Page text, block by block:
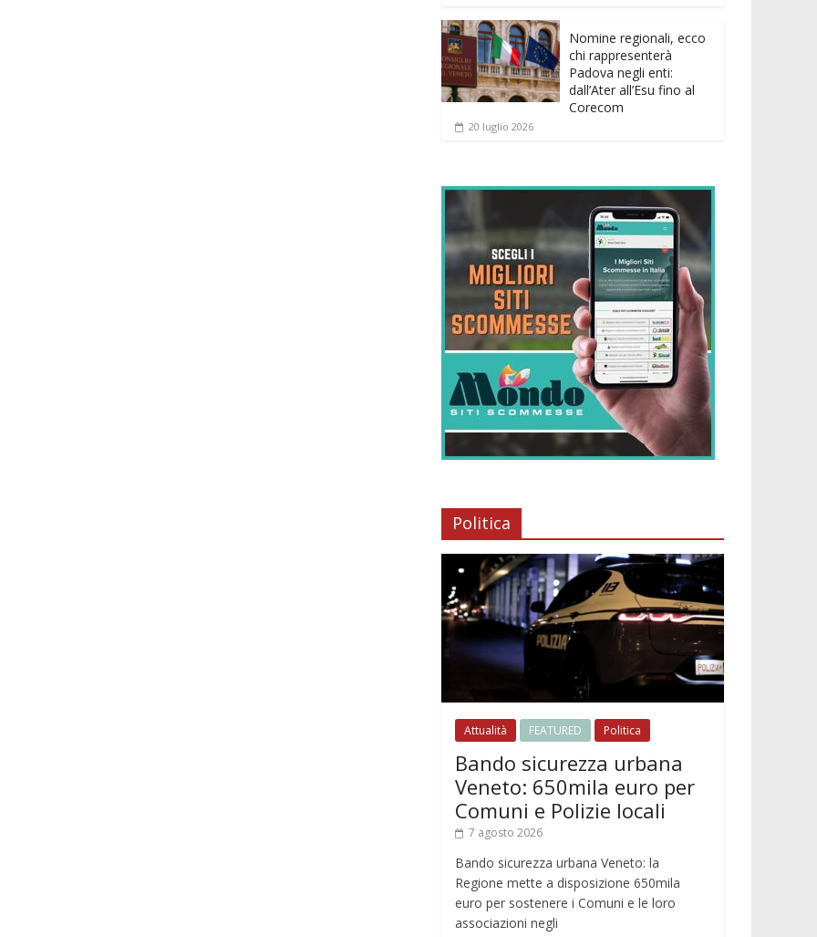
Nomine regionali, ecco
chi rappresenterà
Padova negli enti:
dall’Ater all’Esu fino al
Corecom
20 luglio 2026
Politica
Attualità FEATURED Politica
Bando sicurezza urbana
Veneto: 650mila euro per
Comuni e Polizie locali
7 agosto 2026
Bando sicurezza urbana Veneto: la
Regione mette a disposizione 650mila
euro per sostenere i Comuni e le loro
associazioni negli